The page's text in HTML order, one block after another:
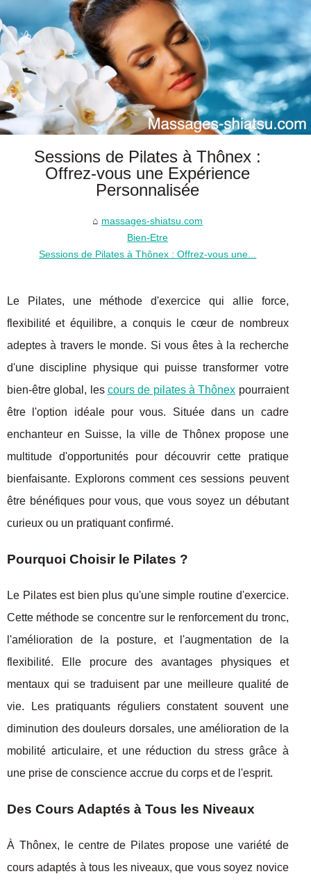
Sessions de Pilates à Thônex :
Offrez-vous une Expérience
Personnalisée
massages-shiatsu.com
Bien-Etre
Sessions de Pilates à Thônex : Offrez-vous une...
Le Pilates, une méthode d'exercice qui allie force,
flexibilité et équilibre, a conquis le cœur de nombreux
adeptes à travers le monde. Si vous êtes à la recherche
d'une discipline physique qui puisse transformer votre
bien-être global, les cours de pilates à Thônex pourraient
être l'option idéale pour vous. Située dans un cadre
enchanteur en Suisse, la ville de Thônex propose une
multitude d'opportunités pour découvrir cette pratique
bienfaisante. Explorons comment ces sessions peuvent
être bénéfiques pour vous, que vous soyez un débutant
curieux ou un pratiquant confirmé.
Pourquoi Choisir le Pilates ?
Le Pilates est bien plus qu'une simple routine d'exercice.
Cette méthode se concentre sur le renforcement du tronc,
l'amélioration de la posture, et l'augmentation de la
flexibilité. Elle procure des avantages physiques et
mentaux qui se traduisent par une meilleure qualité de
vie. Les pratiquants réguliers constatent souvent une
diminution des douleurs dorsales, une amélioration de la
mobilité articulaire, et une réduction du stress grâce à
une prise de conscience accrue du corps et de l'esprit.
Des Cours Adaptés à Tous les Niveaux
À Thônex, le centre de Pilates propose une variété de
cours adaptés à tous les niveaux, que vous soyez novice